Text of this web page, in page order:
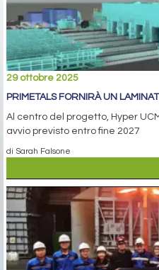
29 ottobre 2025
PRIMETALS FORNIRÀ UN
Al centro del progetto, Hyper
avvio previsto entro fine 2027
di Sarah Falsone